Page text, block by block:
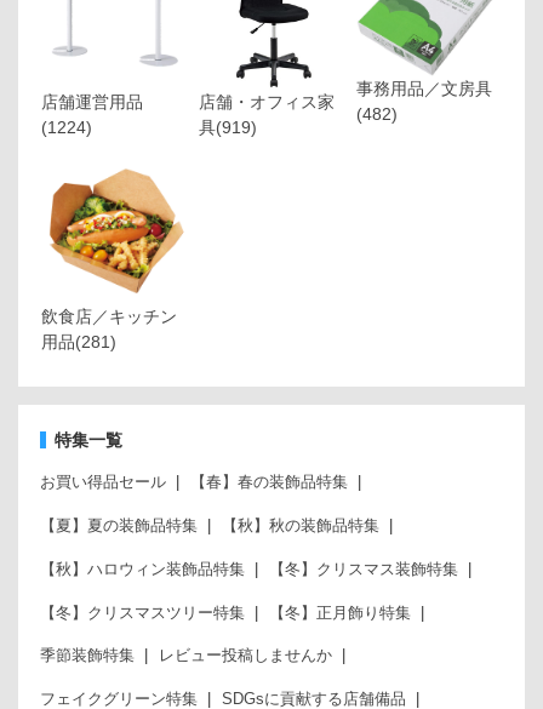
店舗運営用品
(1224)
店舗・オフィス家
具(919)
事務用品／文房具
(482)
飲食店／キッチン
用品(281)
特集一覧
お買い得品セール 【春】春の装飾品特集
【夏】夏の装飾品特集 【秋】秋の装飾品特集
【秋】ハロウィン装飾品特集 【冬】クリスマス装飾特集
【冬】クリスマスツリー特集 【冬】正月飾り特集
季節装飾特集 レビュー投稿しませんか
フェイクグリーン特集 SDGsに貢献する店舗備品